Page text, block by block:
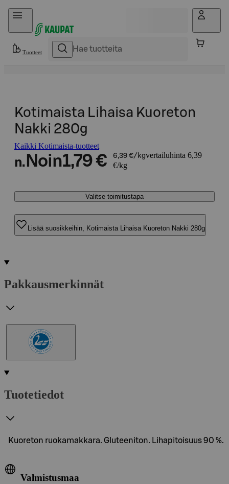
Hyppää sisältöön
Tuotteet
Kotimaista Lihaisa Kuoreton
Nakki 280g
Kaikki Kotimaista-tuotteet
n. Noin1,79 € 6,39 €/kgvertailuhinta 6,39
€/kg
Valitse toimitustapa
Lisää suosikkeihin, Kotimaista Lihaisa Kuoreton Nakki 280g
Pakkausmerkinnät
Tuotetiedot
Kuoreton ruokamakkara. Gluteeniton. Lihapitoisuus 90 %.
Valmistusmaa